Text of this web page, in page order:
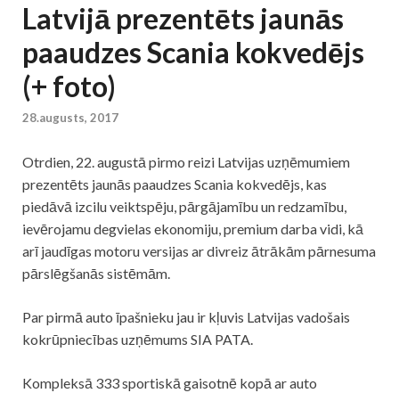
Latvijā prezentēts jaunās
paaudzes Scania kokvedējs
(+ foto)
28.augusts, 2017
Otrdien, 22. augustā pirmo reizi Latvijas uzņēmumiem
prezentēts jaunās paaudzes Scania kokvedējs, kas
piedāvā izcilu veiktspēju, pārgājamību un redzamību,
ievērojamu degvielas ekonomiju, premium darba vidi, kā
arī jaudīgas motoru versijas ar divreiz ātrākām pārnesuma
pārslēgšanās sistēmām.
Par pirmā auto īpašnieku jau ir kļuvis Latvijas vadošais
kokrūpniecības uzņēmums SIA PATA.
Kompleksā 333 sportiskā gaisotnē kopā ar auto